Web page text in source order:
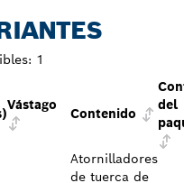
1
Vástago
Contenido
del
Atornilladores
de tuerca de